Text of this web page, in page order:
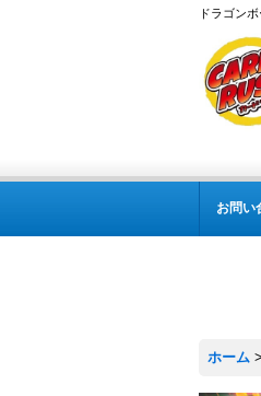
ドラゴン
お問い
ホーム >